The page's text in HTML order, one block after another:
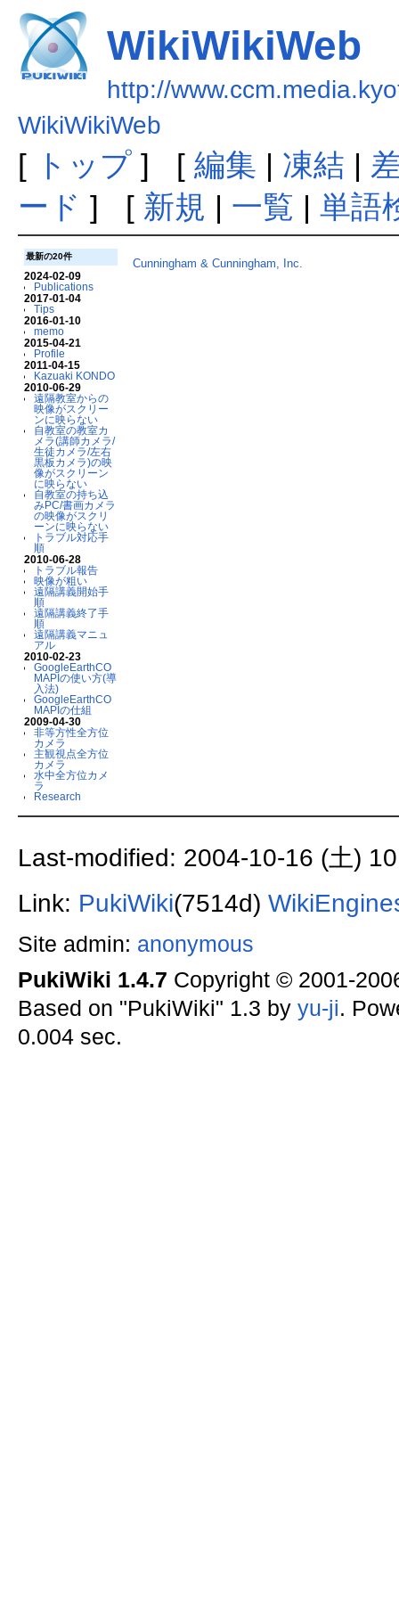
WikiWikiWeb
http://
WikiWikiWeb
[ トップ] [ 編集 | 凍結 |
ード ] [ 新規 | 一覧 | 単語
最新の20件
2024-02-09
Publications
2017-01-04
Tips
2016-01-10
memo
2015-04-21
Profile
2011-04-15
Kazuaki KONDO
2010-06-29
遠隔教室からの
映像がスクリー
ンに映らない
自教室の教室カ
メラ(講師カメラ/
生徒カメラ/左右
黒板カメラ)の映
像がスクリーン
に映らない
自教室の持ち込
みPC/書画カメラ
の映像がスクリ
ーンに映らない
トラブル対応手
順
2010-06-28
トラブル報告
映像が粗い
遠隔講義開始手
順
遠隔講義終了手
順
遠隔講義マニュ
アル
2010-02-23
GoogleEarthCO
MAPIの使い方(導
入法)
GoogleEarthCO
MAPIの仕組
2009-04-30
非等方性全方位
カメラ
主観視点全方位
カメラ
水中全方位カメ
ラ
Research
Cunningham & Cunningham, Inc.
Last-modified: 2004-10-16 (土)
Link: PukiWiki(7514d)
Site admin: anonymous
PukiWiki 1.4.7 Copyright © 2001-
Based on "PukiWiki" 1.3 by yu-ji.
0.004 sec.